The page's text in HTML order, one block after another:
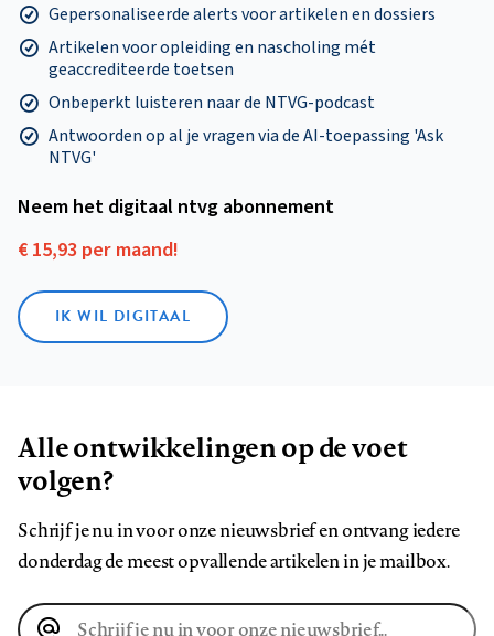
Gepersonaliseerde alerts voor artikelen en dossiers
Artikelen voor opleiding en nascholing mét
geaccrediteerde toetsen
Onbeperkt luisteren naar de NTVG-podcast
Antwoorden op al je vragen via de AI-toepassing 'Ask
NTVG'
Neem het digitaal ntvg abonnement
€ 15,93 per maand!
IK WIL DIGITAAL
Alle ontwikkelingen op de voet
volgen?
Schrijf je nu in voor onze nieuwsbrief en ontvang iedere
donderdag de meest opvallende artikelen in je mailbox.